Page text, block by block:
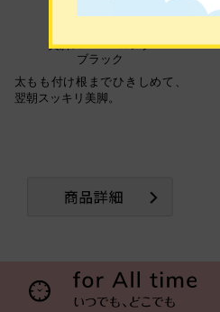
美脚スーパーロング
ブラック
太もも付け根までひきしめて、
翌朝スッキリ美脚。